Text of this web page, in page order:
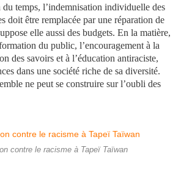
temps, l’indemnisation individuelle des
doit être remplacée par une réparation de
elle aussi des budgets. En la matière,
du public, l’encouragement à la
des savoirs et à l’éducation antiraciste,
dans une société riche de sa diversité.
ne peut se construire sur l’oubli des
contre le racisme à Tapeï Taïwan